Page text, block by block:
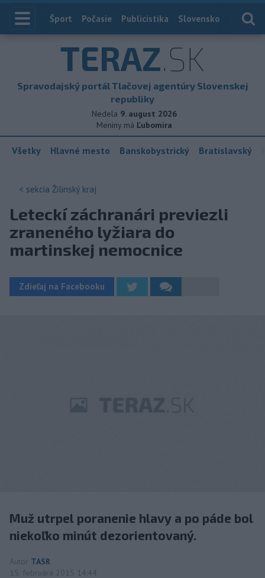
Index
Šport Počasie Publicistika Slovensko
TERAZ.SK
Spravodajský portál Tlačovej agentúry Slovenskej
republiky
Nedela 9. august 2026
Meniny má Ľubomíra
Všetky Hlavné mesto Banskobystrický Bratislavský
< sekcia Žilinský kraj
Leteckí záchranári previezli
zraneného lyžiara do
martinskej nemocnice
Zdieľaj na Facebooku
Muž utrpel poranenie hlavy a po páde bol
niekoľko minút dezorientovaný.
Autor TASR
15. februára 2015 14:44